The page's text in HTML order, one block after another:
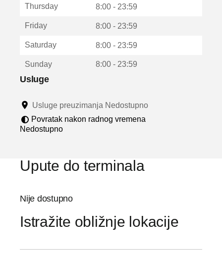
u
Thursday 8:00 - 23:59
Friday 8:00 - 23:59
Saturday 8:00 - 23:59
Sunday 8:00 - 23:59
Usluge
Usluge preuzimanja Nedostupno
Povratak nakon radnog vremena
Nedostupno
Upute do terminala
Nije dostupno
Istražite obližnje lokacije